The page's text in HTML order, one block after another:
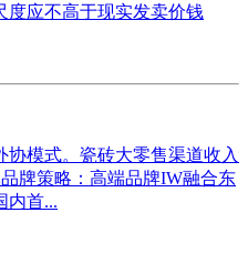
度应不高于现实发卖价钱
模式。瓷砖大零售渠道收入
牌策略：高端品牌IW融合东
内首...